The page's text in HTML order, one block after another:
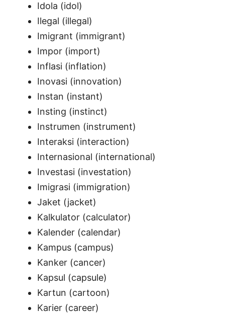
Idola (idol)
Ilegal (illegal)
Imigrant (immigrant)
Impor (import)
Inflasi (inflation)
Inovasi (innovation)
Instan (instant)
Insting (instinct)
Instrumen (instrument)
Interaksi (interaction)
Internasional (international)
Investasi (investation)
Imigrasi (immigration)
Jaket (jacket)
Kalkulator (calculator)
Kalender (calendar)
Kampus (campus)
Kanker (cancer)
Kapsul (capsule)
Kartun (cartoon)
Karier (career)